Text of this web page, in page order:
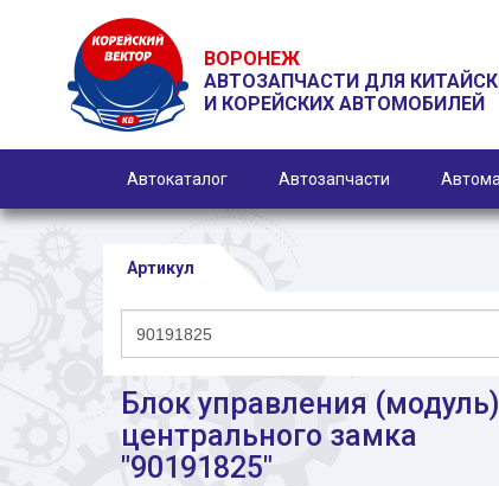
ВОРОНЕЖ
АВТОЗАПЧАСТИ ДЛЯ
И КОРЕЙСКИХ АВТОМОБИЛЕЙ
Автокаталог Автозапчасти
Артикул
Блок управления (модуль)
центрального замка
"90191825"